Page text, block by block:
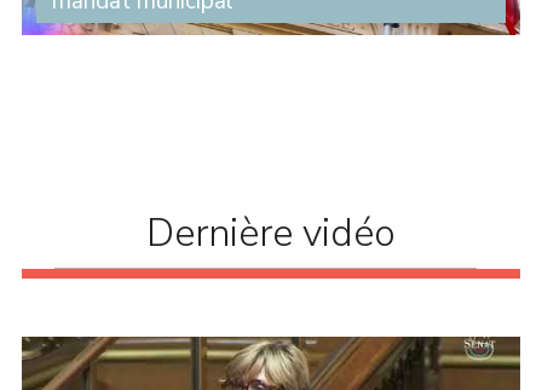
Après la campagne électorale et les élections
Dernière vidéo